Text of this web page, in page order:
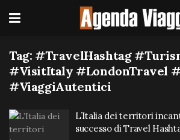
Tag: #TravelHashtag
#VisitItaly #LondonTravel
#ViaggiAutentici
L’Italia dei territori
successo di Travel